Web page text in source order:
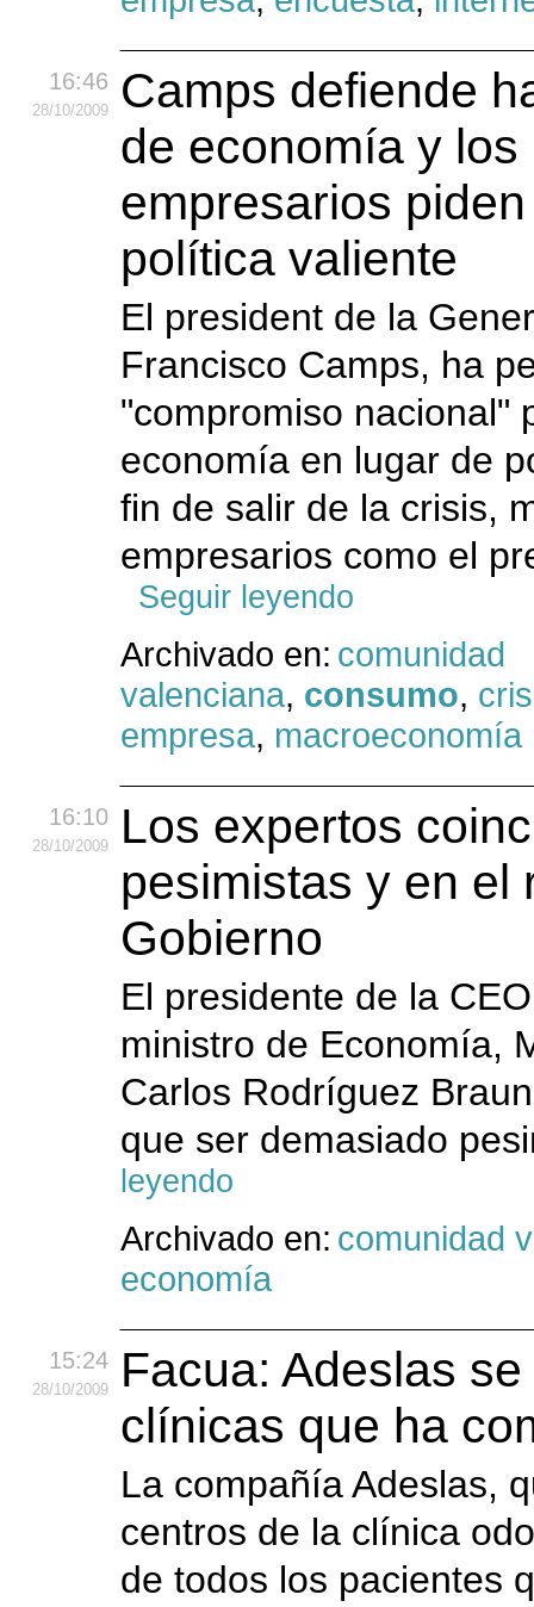
16:46
28/10/2009
Camps defiende
de economía y los
empresarios
política valiente
El president de la
Francisco Camps, ha
"compromiso nacional"
economía en lugar de
fin de salir de la crisis,
empresarios como el
Seguir leyendo
Archivado en: comunidad
valenciana, consumo,
empresa, macroeconomía
16:10
28/10/2009
Los expertos
pesimistas y en el
Gobierno
El presidente de la
ministro de Economía,
Carlos Rodríguez
que ser demasiado
leyendo
Archivado en: comunidad
economía
15:24
28/10/2009
Facua: Adeslas
clínicas que ha
La compañía Adeslas,
centros de la clínica
de todos los pacientes